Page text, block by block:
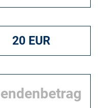
20 EUR